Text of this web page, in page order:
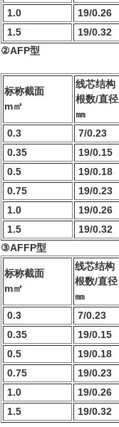
1.0
19/0.26
1.5
19/0.32
②AFP型
标称截面
m㎡
线芯结构
根数/直径
㎜
0.3 7/0.23
0.35
19/0.15
0.5
19/0.18
0.75
19/0.23
1.0
19/0.26
1.5
19/0.32
③AFFP型
标称截面
m㎡
线芯结构
根数/直径
㎜
0.3 7/0.23
0.35
19/0.15
0.5
19/0.18
0.75
19/0.23
1.0
19/0.26
1.5
19/0.32